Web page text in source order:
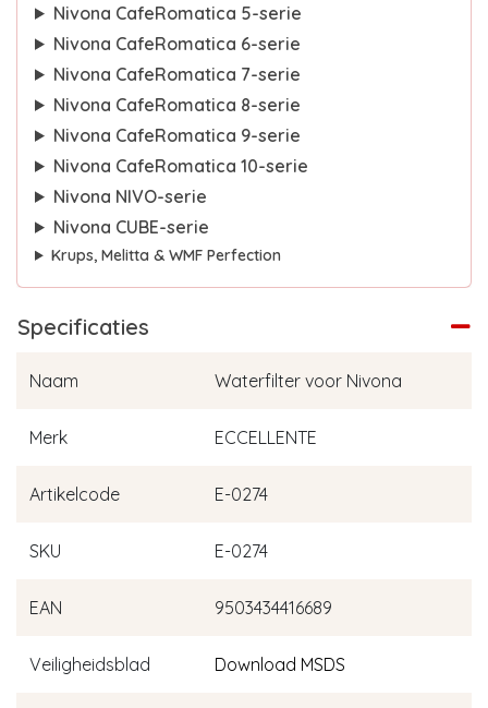
Nivona CafeRomatica 5-serie
Nivona CafeRomatica 6-serie
Nivona CafeRomatica 7-serie
Nivona CafeRomatica 8-serie
Nivona CafeRomatica 9-serie
Nivona CafeRomatica 10-serie
Nivona NIVO-serie
Nivona CUBE-serie
Krups, Melitta & WMF Perfection
Specificaties
Naam Waterfilter voor Nivona
Merk ECCELLENTE
Artikelcode E-0274
SKU E-0274
EAN 9503434416689
Veiligheidsblad Download MSDS